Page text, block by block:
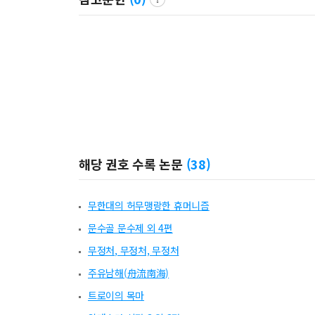
해당 권호 수록 논문 (38)
무한대의 허무맹랑한 휴머니즘
문수골 문수제 외 4편
무정처, 무정처, 무정처
주유남해(舟流南海)
트로이의 목마